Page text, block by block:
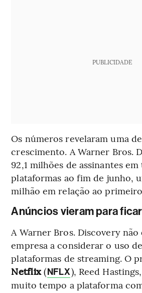
PUBLICIDADE
Os números revelaram uma
crescimento. A Warner Bros.
92,1 milhões de assinantes em
plataformas ao fim de junho,
milhão em relação ao
Anúncios vieram para
A Warner Bros. Discovery
empresa a considerar o uso
plataformas de streaming. O
Netflix(NFLX), Reed
muito tempo a plataforma